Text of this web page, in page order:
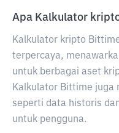
Apa Kalkulator
Kalkulator kripto
terpercaya,
untuk berbagai aset
Kalkulator Bittime juga
seperti data historis
untuk pengguna.